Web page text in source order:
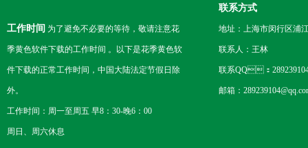
工作时间 为了避免不必要的等待，敬请注意花
季黄色软件下载的工作时间 。以下是花季黄色软
件下载的正常工作时间，中国大陆法定节假日除
外。
工作时间：周一至周五 早8：30-晚6：00
周日、周六休息
联系方式
地址：上海市闵行区浦
联系人：王林
联系QQ：
邮箱：